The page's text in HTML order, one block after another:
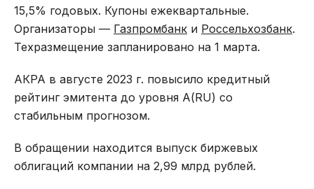
15,5% годовых. Купоны ежеквартальные.
Организаторы — Газпромбанк и Россельхозбанк.
Техразмещение запланировано на 1 марта.
АКРА в августе 2023 г. повысило кредитный
рейтинг эмитента до уровня А(RU) со
стабильным прогнозом.
В обращении находится выпуск биржевых
облигаций компании на 2,99 млрд рублей.